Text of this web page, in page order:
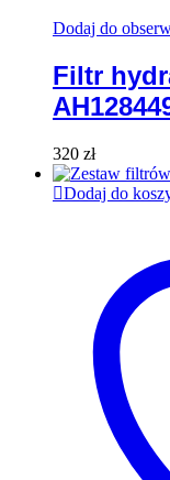
Dodaj do
Filtr
320 zł
Dodaj do